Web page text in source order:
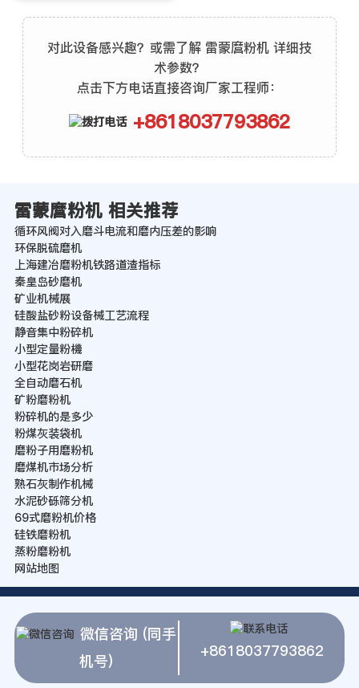
对此设备感兴趣？或需了解 雷蒙麿粉机 详细技
术参数？
点击下方电话直接咨询厂家工程师：
+8618037793862
雷蒙麿粉机 相关推荐
循环风阀对入磨斗电流和磨内压差的影响
环保脱硫磨机
上海建冶磨粉机铁路道渣指标
秦皇岛砂磨机
矿业机械展
硅酸盐砂粉设备械工艺流程
静音集中粉碎机
小型定量粉機
小型花岗岩研磨
全自动磨石机
矿粉磨粉机
粉碎机的是多少
粉煤灰装袋机
磨粉子用磨粉机
磨煤机市场分析
熟石灰制作机械
水泥砂砾筛分机
69式磨粉机价格
硅铁磨粉机
蒸粉磨粉机
网站地图
微信咨询 (同手
机号)
+8618037793862